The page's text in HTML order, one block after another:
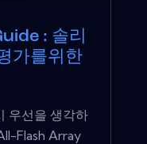
: 솔리
가를위한
우선을 생각하
Flash Array